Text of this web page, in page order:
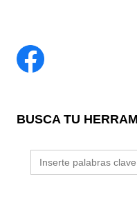
BUSCA TU
Buscar: